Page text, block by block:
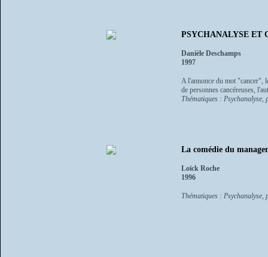
PSYCHANALYSE ET
Danièle Deschamps
1997
A l'annonce du mot "cancer",
de personnes cancéreuses,
Thématiques : Psychanalyse,
La comédie du
Loïck Roche
1996
Thématiques : Psychanalyse,